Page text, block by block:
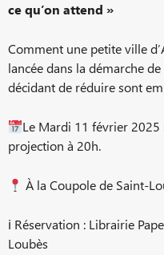
ce qu’on attend »
Comment une petite ville
lancée dans la démarche
décidant de réduire sont
Le Mardi 11 février
projection à 20h.
À la Coupole de Saint-
ℹ Réservation : Librairie
Loubès